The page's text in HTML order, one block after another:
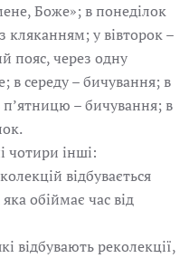
Боже»; в понеділок
кляканням; у вівторок –
пояс, через одну
в середу – бичування; в
– бичування; в
чотири інші:
відбувається
обіймає час від
відбувають реколекції,